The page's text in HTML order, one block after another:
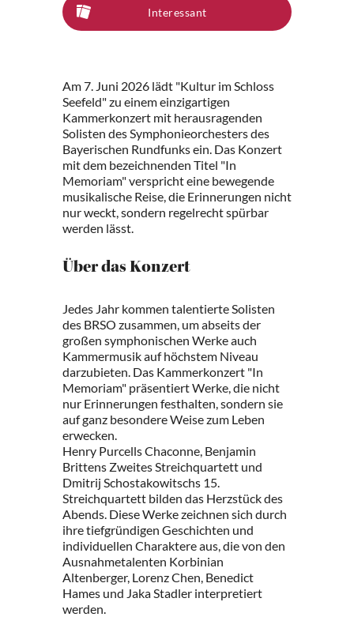
Interessant
Am 7. Juni 2026 lädt "Kultur im Schloss
Seefeld" zu einem einzigartigen
Kammerkonzert mit herausragenden
Solisten des Symphonieorchesters des
Bayerischen Rundfunks ein. Das Konzert
mit dem bezeichnenden Titel "In
Memoriam" verspricht eine bewegende
musikalische Reise, die Erinnerungen nicht
nur weckt, sondern regelrecht spürbar
werden lässt.
Über das Konzert
Jedes Jahr kommen talentierte Solisten
des BRSO zusammen, um abseits der
großen symphonischen Werke auch
Kammermusik auf höchstem Niveau
darzubieten. Das Kammerkonzert "In
Memoriam" präsentiert Werke, die nicht
nur Erinnerungen festhalten, sondern sie
auf ganz besondere Weise zum Leben
erwecken.
Henry Purcells Chaconne, Benjamin
Brittens Zweites Streichquartett und
Dmitrij Schostakowitschs 15.
Streichquartett bilden das Herzstück des
Abends. Diese Werke zeichnen sich durch
ihre tiefgründigen Geschichten und
individuellen Charaktere aus, die von den
Ausnahmetalenten Korbinian
Altenberger, Lorenz Chen, Benedict
Hames und Jaka Stadler interpretiert
werden.